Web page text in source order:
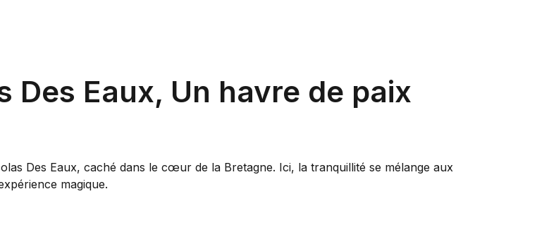
Des Eaux, Un havre de paix
Des Eaux, caché dans le cœur de la Bretagne. Ici, la tranquillité se mélange aux
magique.